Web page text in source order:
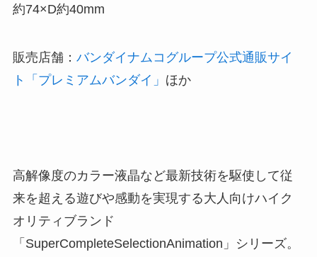
約74×D約40mm
販売店舗： バンダイナムコグループ公式通販サイ
ト「プレミアムバンダイ」 ほか
高解像度のカラー液晶など最新技術を駆使して従
来を超える遊びや感動を実現する大人向けハイク
オリティブランド
「SuperCompleteSelectionAnimation」シリーズ。